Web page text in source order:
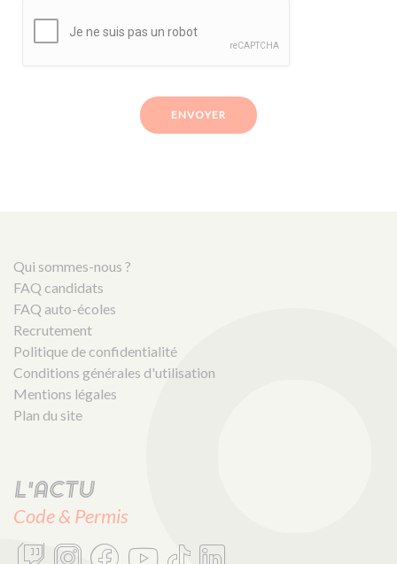
ENVOYER
Qui sommes-nous ?
FAQ candidats
FAQ auto-écoles
Recrutement
Politique de confidentialité
Conditions générales d'utilisation
Mentions légales
Plan du site
L'actu
Code & Permis